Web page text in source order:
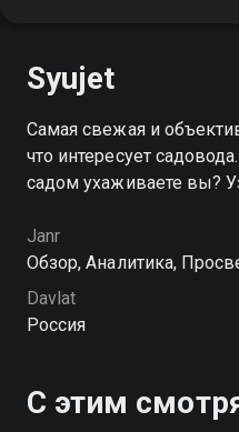
Syujet
Самая свежая и
что интересует
садом ухаживаете вы?
Janr
Обзор, Аналитика,
Davlat
Россия
С этим